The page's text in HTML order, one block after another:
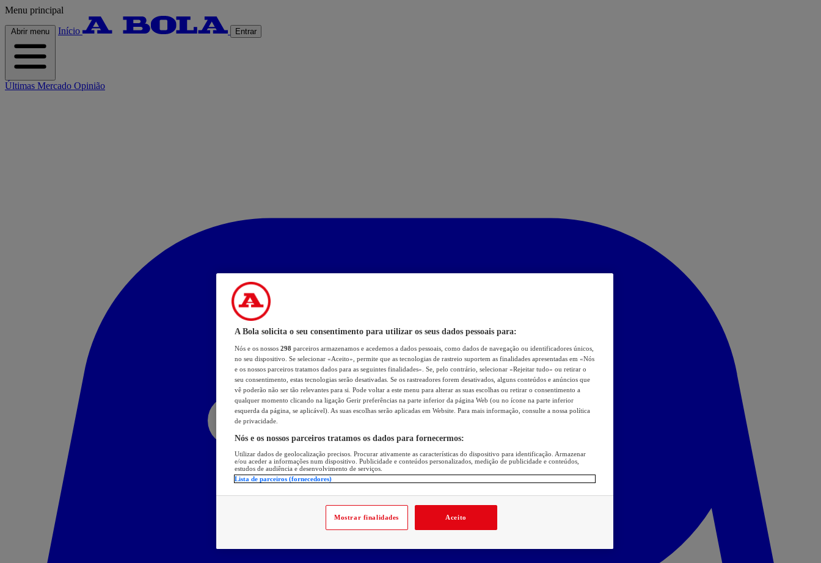
Menu principal
Abrir menu Início Entrar
Últimas Mercado Opinião
A Bola solicita o seu consentimento para utilizar os seus dados pessoais para:
Nós e os nossos 298 parceiros armazenamos e acedemos a dados pessoais, como dados de navegação ou identificadores únicos,
no seu dispositivo. Se selecionar «Aceito», permite que as tecnologias de rastreio suportem as finalidades apresentadas em «Nós
e os nossos parceiros tratamos dados para as seguintes finalidades». Se, pelo contrário, selecionar «Rejeitar tudo» ou retirar o
seu consentimento, estas tecnologias serão desativadas. Se os rastreadores forem desativados, alguns conteúdos e anúncios que
vê poderão não ser tão relevantes para si. Pode voltar a este menu para alterar as suas escolhas ou retirar o consentimento a
qualquer momento clicando na ligação Gerir preferências na parte inferior da página Web (ou no ícone na parte inferior
esquerda da página, se aplicável). As suas escolhas serão aplicadas em Website. Para mais informação, consulte a nossa política
de privacidade.
Nós e os nossos parceiros tratamos os dados para fornecermos:
Utilizar dados de geolocalização precisos. Procurar ativamente as características do dispositivo para identificação. Armazenar
e/ou aceder a informações num dispositivo. Publicidade e conteúdos personalizados, medição de publicidade e conteúdos,
estudos de audiência e desenvolvimento de serviços.
Lista de parceiros (fornecedores)
Mostrar finalidades Aceito